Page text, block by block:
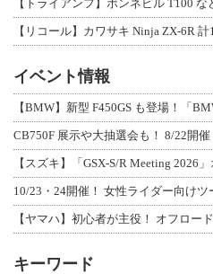
【リコール】カワサキ Ninja ZX-6R 計
イベント情報
【BMW】新型 F450GS も登場！「
CB750F 展示や大抽選会も！ 8/22開
【スズキ】「GSX-S/R Meeting 2026
10/23・24開催！ 女性ライダー向け
【ヤマハ】初心者が主役！ オフロー
キーワード